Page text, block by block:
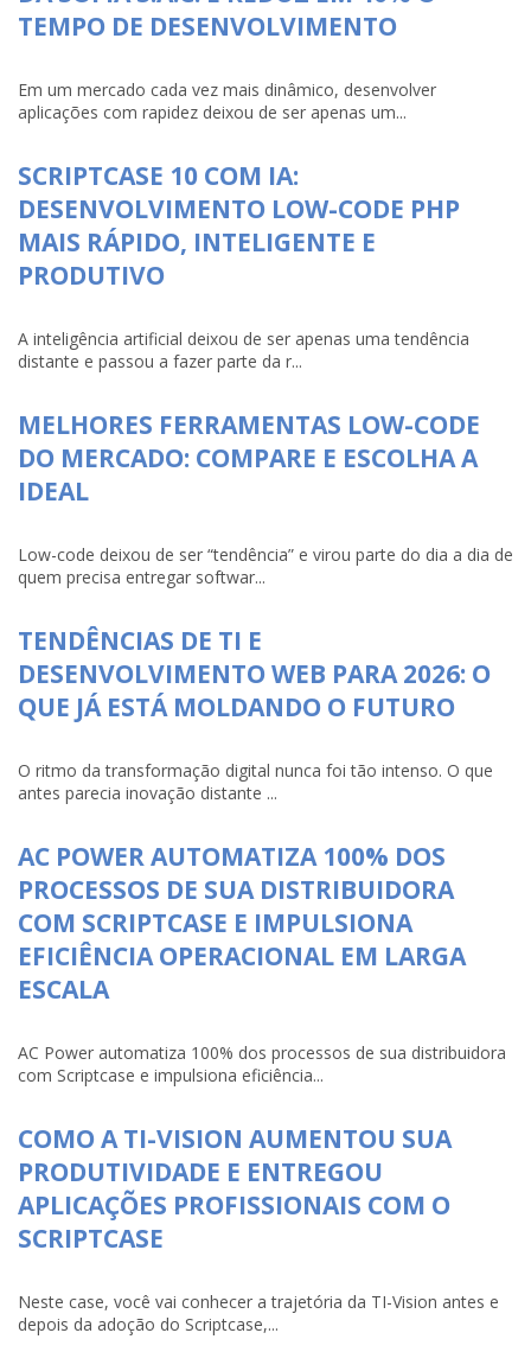
TEMPO DE DESENVOLVIMENTO
Em um mercado cada vez mais dinâmico, desenvolver
aplicações com rapidez deixou de ser apenas um...
SCRIPTCASE 10 COM IA:
DESENVOLVIMENTO LOW-CODE PHP
MAIS RÁPIDO, INTELIGENTE E
PRODUTIVO
A inteligência artificial deixou de ser apenas uma tendência
distante e passou a fazer parte da r...
MELHORES FERRAMENTAS LOW-CODE
DO MERCADO: COMPARE E ESCOLHA A
IDEAL
Low-code deixou de ser “tendência” e virou parte do dia a dia de
quem precisa entregar softwar...
TENDÊNCIAS DE TI E
DESENVOLVIMENTO WEB PARA 2026: O
QUE JÁ ESTÁ MOLDANDO O FUTURO
O ritmo da transformação digital nunca foi tão intenso. O que
antes parecia inovação distante ...
AC POWER AUTOMATIZA 100% DOS
PROCESSOS DE SUA DISTRIBUIDORA
COM SCRIPTCASE E IMPULSIONA
EFICIÊNCIA OPERACIONAL EM LARGA
ESCALA
AC Power automatiza 100% dos processos de sua distribuidora
com Scriptcase e impulsiona eficiência...
COMO A TI-VISION AUMENTOU SUA
PRODUTIVIDADE E ENTREGOU
APLICAÇÕES PROFISSIONAIS COM O
SCRIPTCASE
Neste case, você vai conhecer a trajetória da TI-Vision antes e
depois da adoção do Scriptcase,...